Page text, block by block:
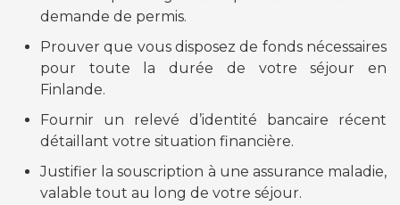
demande de permis.
Prouver que vous disposez de fonds nécessaires
pour toute la durée de votre séjour en
Finlande.
Fournir un relevé d’identité bancaire récent
détaillant votre situation financière.
Justifier la souscription à une assurance maladie,
valable tout au long de votre séjour.